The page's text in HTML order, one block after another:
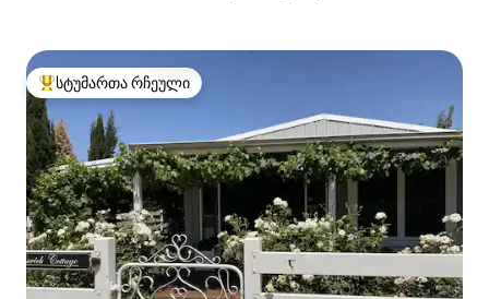
სტუმართა რჩეული მოწინავე ვარიანტი
სტუმართა რჩეული